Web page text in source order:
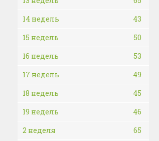
14 недель
43
15 недель
50
16 недель
53
17 недель
49
18 недель
45
19 недель
46
2 неделя
65